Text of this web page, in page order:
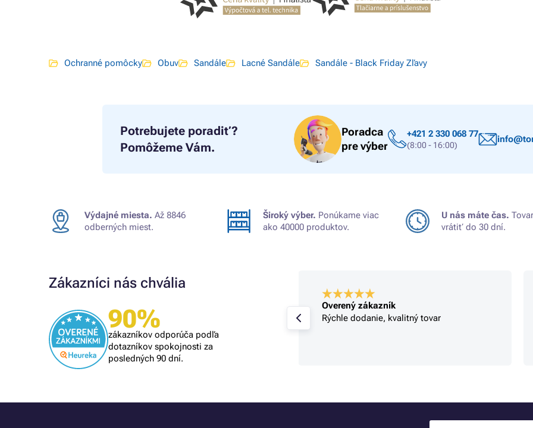
Ochranné pomôcky Obuv Sandále Lacné Sandále Sandále - Black Friday Zľavy
Potrebujete poradiť?
Pomôžeme Vám.
Poradca
pre výber
+421 2 330 068 77
(8:00 - 16:00)
Výdajné miesta. Až 8846
odberných miest.
Široký výber. Ponúkame viac
ako 40000 produktov.
U nás máte čas.
vrátiť do 30 dní.
Zákazníci nás chvália
90%
zákazníkov odporúča podľa
dotazníkov spokojnosti za
posledných 90 dní.
rýchle vybavenie
Overený zákazník
Rýchle dodanie, kvalitný tovar